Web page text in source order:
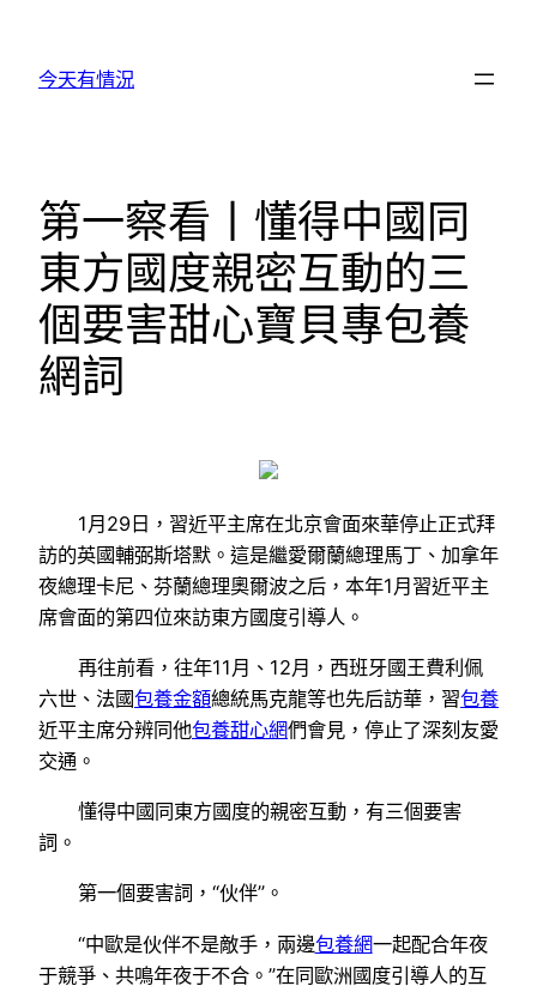
今天有情況
第一察看丨懂得中國同
東方國度親密互動的三
個要害甜心寶貝專包養
網詞
1月29日，習近平主席在北京會面來華停止正式拜
訪的英國輔弼斯塔默。這是繼愛爾蘭總理馬丁、加拿年
夜總理卡尼、芬蘭總理奧爾波之后，本年1月習近平主
席會面的第四位來訪東方國度引導人。
再往前看，往年11月、12月，西班牙國王費利佩
六世、法國包養金額總統馬克龍等也先后訪華，習包養
近平主席分辨同他包養甜心網們會見，停止了深刻友愛
交通。
懂得中國同東方國度的親密互動，有三個要害
詞。
第一個要害詞，“伙伴”。
“中歐是伙伴不是敵手，兩邊包養網一起配合年夜
于競爭、共鳴年夜于不合。”在同歐洲國度引導人的互